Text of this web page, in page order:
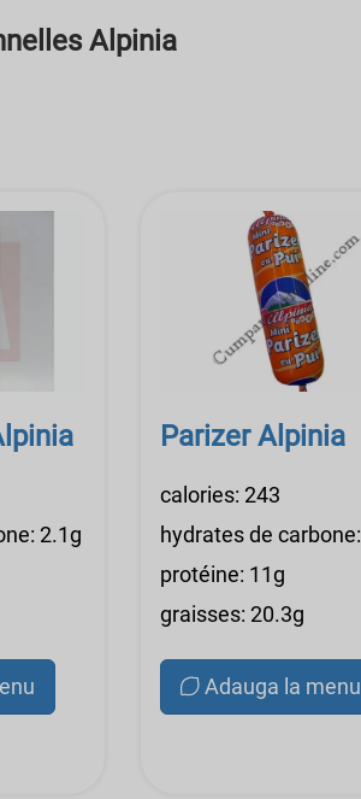
Alpinia
2.1g
Parizer Alpinia
calories: 243
hydrates de
protéine: 11g
graisses: 20.3g
Adauga la menu